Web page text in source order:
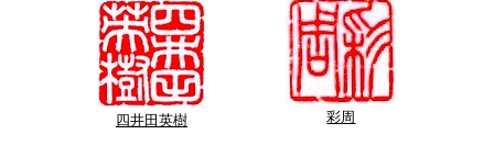
四井田英樹 彩周